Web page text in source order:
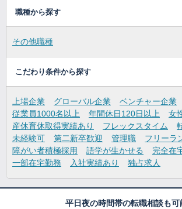
職種から探す
その他職種
こだわり条件から探す
上場企業 グローバル企業 ベンチャー企業
従業員1000名以上
年間休日120日以上
女
産休育休取得実績あり
フレックスタイム
未経験可
第二新卒歓迎 管理職
フリーラ
障がい者積極採用
語学が生かせる
完全在
一部在宅勤務
入社実績あり 独占求人
平日夜の時間帯の転職相談も可